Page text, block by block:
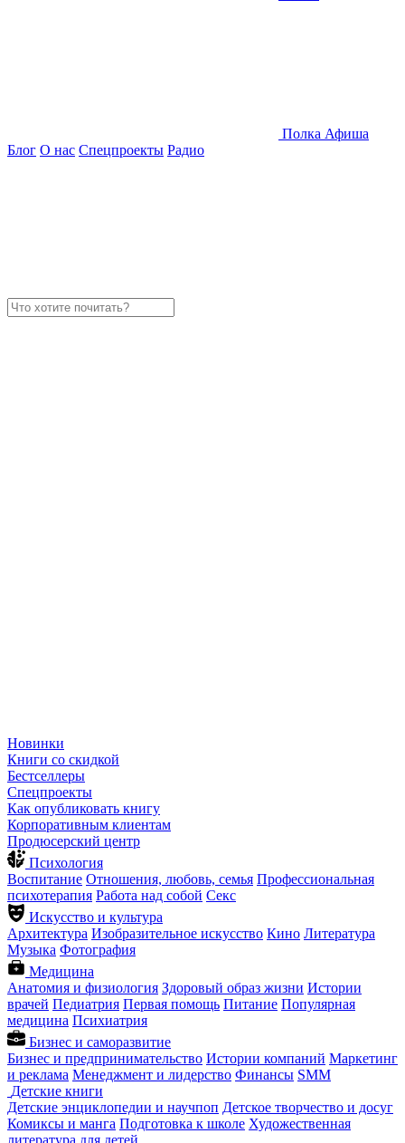
Полка Афиша
Блог О нас Спецпроекты Радио
Новинки
Книги со скидкой
Бестселлеры
Спецпроекты
Как опубликовать книгу
Корпоративным клиентам
Продюсерский центр
Психология
Воспитание Отношения, любовь, семья Профессиональная
психотерапия Работа над собой Секс
Искусство и культура
Архитектура Изобразительное искусство Кино Литература
Музыка Фотография
Медицина
Анатомия и физиология Здоровый образ жизни Истории
врачей Педиатрия Первая помощь Питание Популярная
медицина Психиатрия
Бизнес и саморазвитие
Бизнес и предпринимательство Истории компаний Маркетинг
и реклама Менеджмент и лидерство Финансы SMM
Детские книги
Детские энциклопедии и научпоп Детское творчество и досуг
Комиксы и манга Подготовка к школе Художественная
литература для детей